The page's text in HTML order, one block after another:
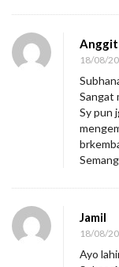
Anggit
18/08/
Sangat
Sy pun
Jamil
18/08/
Ayo